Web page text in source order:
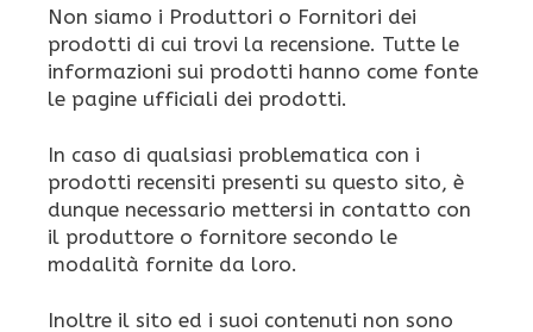
Non siamo i Produttori o Fornitori dei
prodotti di cui trovi la recensione. Tutte le
informazioni sui prodotti hanno come fonte
le pagine ufficiali dei prodotti.
In caso di qualsiasi problematica con i
prodotti recensiti presenti su questo sito, è
dunque necessario mettersi in contatto con
il produttore o fornitore secondo le
modalità fornite da loro.
Inoltre il sito ed i suoi contenuti non sono